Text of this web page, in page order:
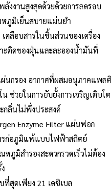
งงานสูงสุดด้วยด้วยการลดรอบ
ภูมิเย็นสบายแม่นยำ
เคลือบสารในชิ้นส่วนของเครื่อง
ะติดของฝุ่นและละอองน้ำมันที่
นกรอง อากาศที่ผสมอนุภาคแพลติ
ช่วยในการยับยั้งการเจริญเติบโต
กลิ่นไม่พึ่งประสงค์
Enzyme Filter แผ่นฟอก
รก่อภูมิแพ้แบบไฟฟ้าสถิตย์
ภูมิสำรองสะดวกรวดเร็วไม่ต้อง
ที่สุดเพียง 21 เดซิเบล